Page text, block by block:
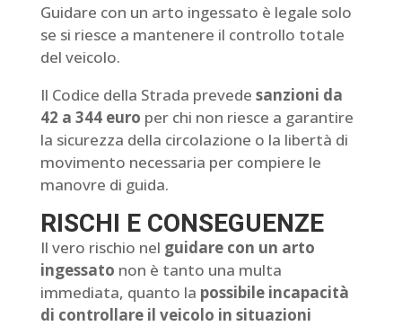
Guidare con un arto ingessato è legale solo
se si riesce a mantenere il controllo totale
del veicolo.
Il Codice della Strada prevede sanzioni da
42 a 344 euro per chi non riesce a garantire
la sicurezza della circolazione o la libertà di
movimento necessaria per compiere le
manovre di guida.
RISCHI E CONSEGUENZE
Il vero rischio nel guidare con un arto
ingessato non è tanto una multa
immediata, quanto la possibile incapacità
di controllare il veicolo in situazioni